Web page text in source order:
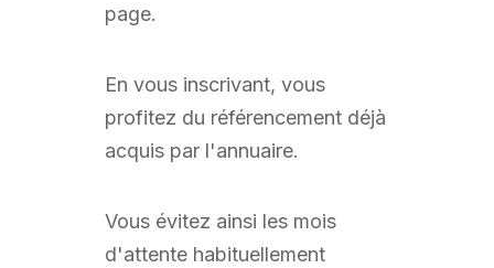
page.
En vous inscrivant, vous
profitez du référencement déjà
acquis par l'annuaire.
Vous évitez ainsi les mois
d'attente habituellement